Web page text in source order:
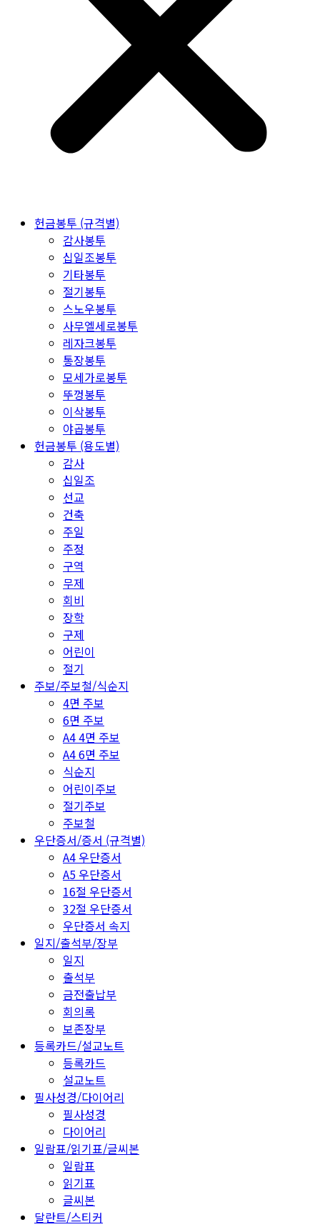
헌금봉투 (규격별)
감사봉투
십일조봉투
기타봉투
절기봉투
스노우봉투
사무엘세로봉투
레자크봉투
통장봉투
모세가로봉투
뚜껑봉투
이삭봉투
야곱봉투
헌금봉투 (용도별)
감사
십일조
선교
건축
주일
주정
구역
무제
회비
장학
구제
어린이
절기
주보/주보철/식순지
4면 주보
6면 주보
A4 4면 주보
A4 6면 주보
식순지
어린이주보
절기주보
주보철
우단증서/증서 (규격별)
A4 우단증서
A5 우단증서
16절 우단증서
32절 우단증서
우단증서 속지
일지/출석부/장부
일지
출석부
금전출납부
회의록
보존장부
등록카드/설교노트
등록카드
설교노트
필사성경/다이어리
필사성경
다이어리
일람표/읽기표/글씨본
일람표
읽기표
글씨본
달란트/스티커